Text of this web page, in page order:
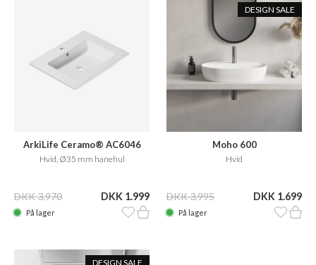
ArkiLife Ceramo® AC6046
Hvid, Ø35 mm hanehul
DKK 3.970 DKK 1.999
På lager
DESIGN SALE
Moho 600
Hvid
DKK 3.995 DKK 1.699
På lager
DESIGN SALE